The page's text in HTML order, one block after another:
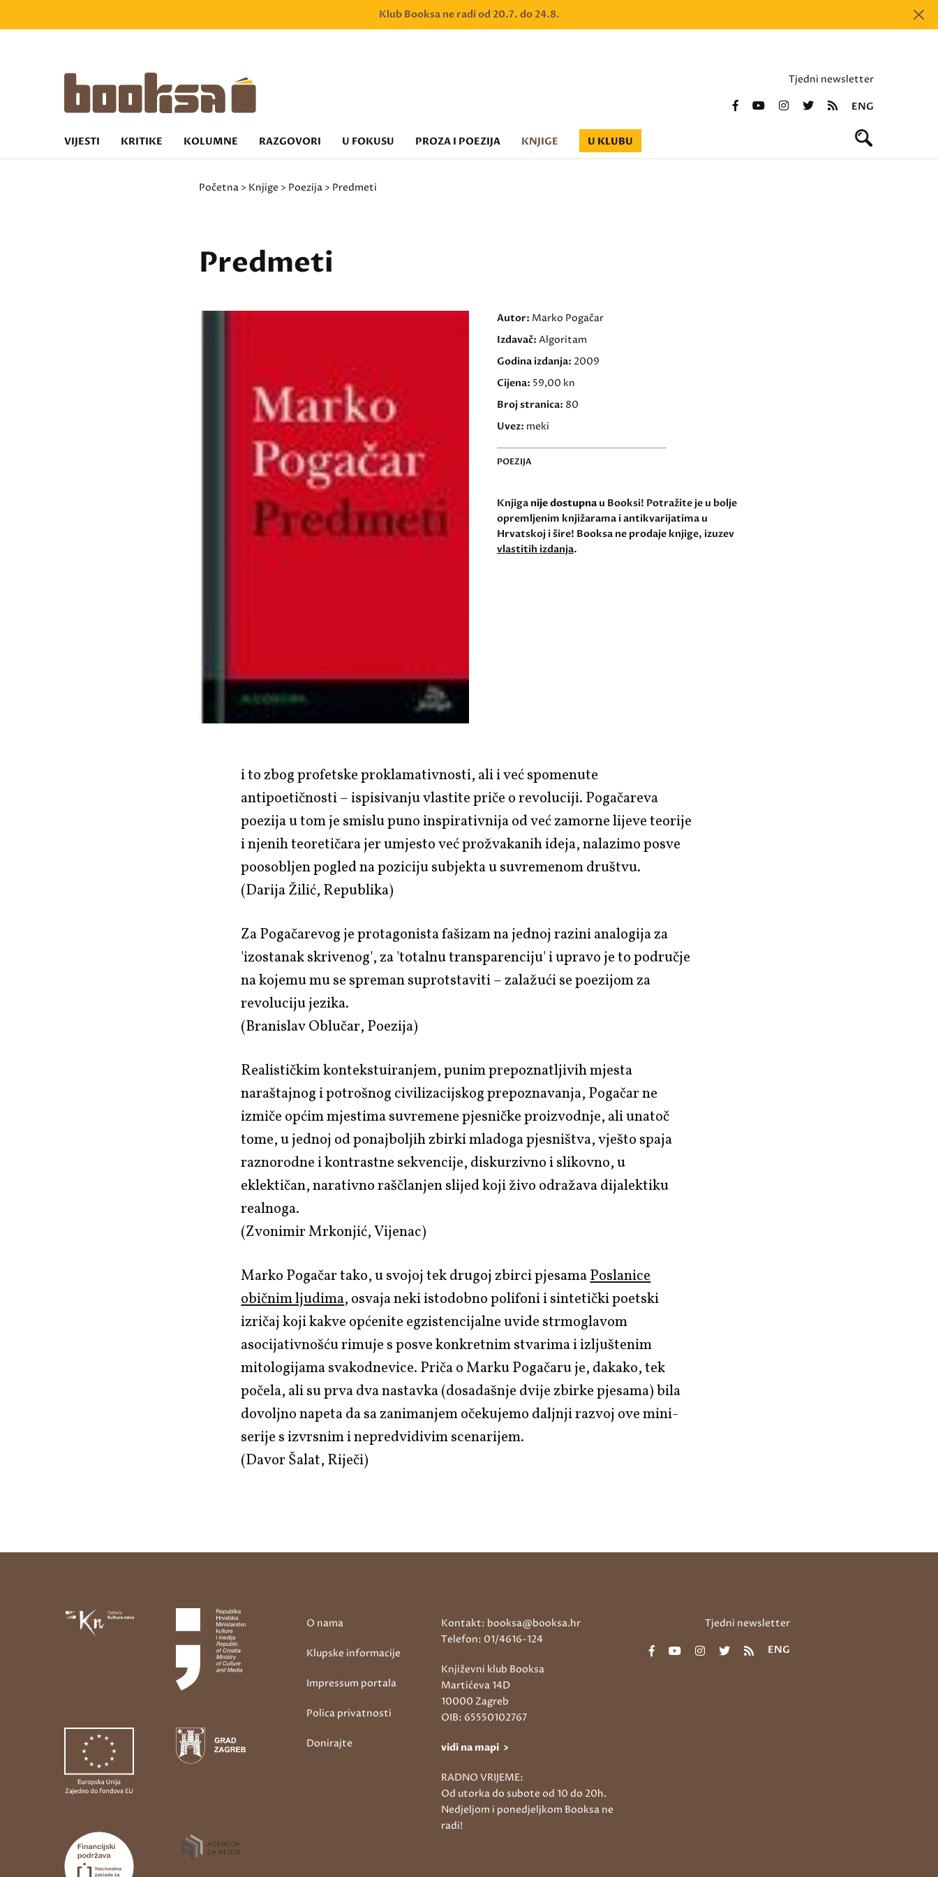
Klub Booksa ne radi od 20.7. do 24.8.
Tjedni newsletter
ENG
VIJESTI KRITIKE KOLUMNE RAZGOVORI U FOKUSU PROZA I POEZIJA KNJIGE U KLUBU
Početna > Knjige > Poezija > Predmeti
Predmeti
Autor: Marko Pogačar
Izdavač: Algoritam
Godina izdanja: 2009
Cijena: 59,00 kn
Broj stranica: 80
Uvez: meki
POEZIJA
Knjiga nije dostupna u Booksi! Potražite je u bolje
opremljenim knjižarama i antikvarijatima u
Hrvatskoj i šire! Booksa ne prodaje knjige, izuzev
vlastitih izdanja.
i to zbog profetske proklamativnosti, ali i već spomenute
antipoetičnosti – ispisivanju vlastite priče o revoluciji. Pogačareva
poezija u tom je smislu puno inspirativnija od već zamorne lijeve teorije
i njenih teoretičara jer umjesto već prožvakanih ideja, nalazimo posve
poosobljen pogled na poziciju subjekta u suvremenom društvu.
(Darija Žilić, Republika)
Za Pogačarevog je protagonista fašizam na jednoj razini analogija za
'izostanak skrivenog', za 'totalnu transparenciju' i upravo je to područje
na kojemu mu se spreman suprotstaviti – zalažući se poezijom za
revoluciju jezika.
(Branislav Oblučar, Poezija)
Realističkim kontekstuiranjem, punim prepoznatljivih mjesta
naraštajnog i potrošnog civilizacijskog prepoznavanja, Pogačarne
izmiče općim mjestima suvremene pjesničke proizvodnje, ali unatoč
tome, u jednoj od ponajboljih zbirki mladoga pjesništva, vješto spaja
raznorodne i kontrastne sekvencije, diskurzivno i slikovno, u
eklektičan, narativno raščlanjen slijed koji živo odražava dijalektiku
realnoga.
(Zvonimir Mrkonjić,Vijenac)
Marko Pogačartako, u svojoj tek drugoj zbirci pjesamaPoslanice
običnim ljudima, osvaja neki istodobno polifoni i sintetički poetski
izričaj koji kakve općenite egzistencijalne uvide strmoglavom
asocijativnošću rimuje s posve konkretnim stvarima i izljuštenim
mitologijama svakodnevice. Priča oMarku Pogačaruje, dakako, tek
počela, ali su prva dva nastavka (dosadašnje dvije zbirke pjesama) bila
dovoljno napeta da sa zanimanjem očekujemo daljnji razvoj ove mini-
serije s izvrsnim i nepredvidivim scenarijem.
(Davor Šalat, Riječi)
O nama
Klupske informacije
Impressum portala
Polica privatnosti
Donirajte
Kontakt: booksa@booksa.hr
Telefon: 01/4616-124
Književni klub Booksa
Martićeva 14D
10000 Zagreb
OIB: 65550102767
vidi na mapi >
RADNO VRIJEME:
Od utorka do subote od 10 do 20h.
Nedjeljom i ponedjeljkom Booksa ne
radi!
Tjedni newsletter
ENG